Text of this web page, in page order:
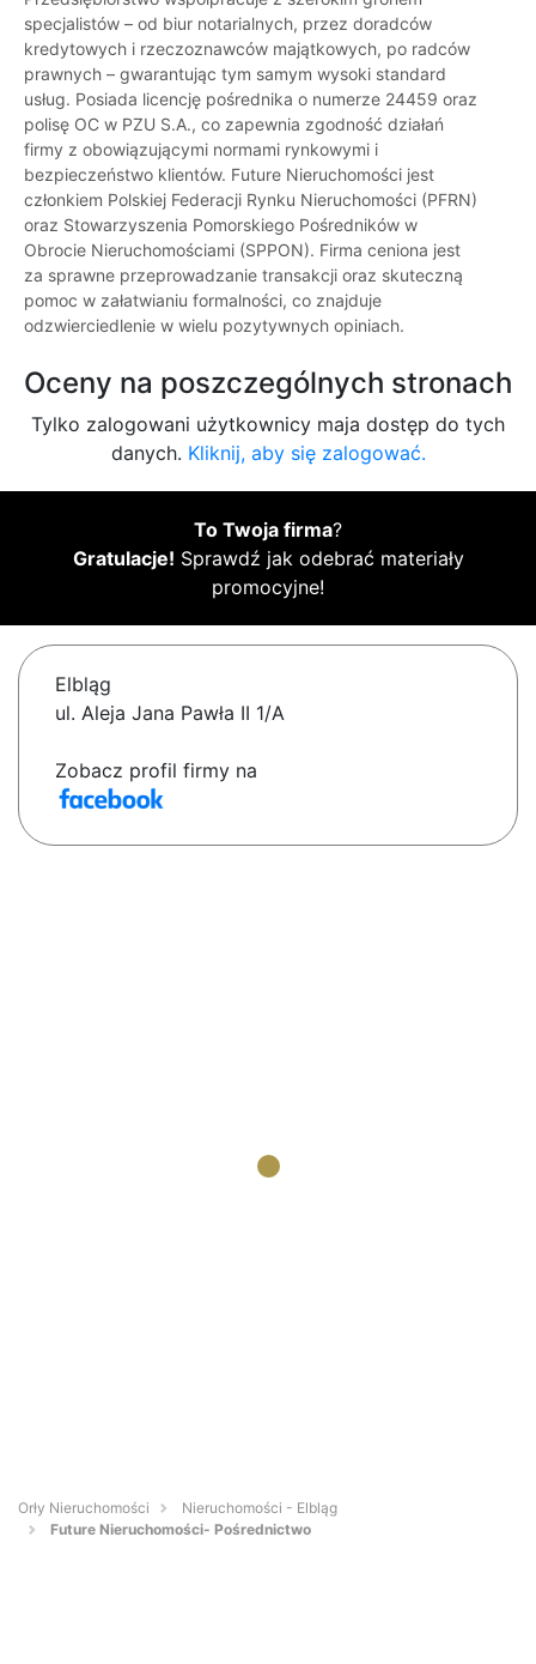
specjalistów – od biur notarialnych, przez doradców
kredytowych i rzeczoznawców majątkowych, po radców
prawnych – gwarantując tym samym wysoki standard
usług. Posiada licencję pośrednika o numerze 24459 oraz
polisę OC w PZU S.A., co zapewnia zgodność działań
firmy z obowiązującymi normami rynkowymi i
bezpieczeństwo klientów. Future Nieruchomości jest
członkiem Polskiej Federacji Rynku Nieruchomości (PFRN)
oraz Stowarzyszenia Pomorskiego Pośredników w
Obrocie Nieruchomościami (SPPON). Firma ceniona jest
za sprawne przeprowadzanie transakcji oraz skuteczną
pomoc w załatwianiu formalności, co znajduje
odzwierciedlenie w wielu pozytywnych opiniach.
Oceny na poszczególnych stronach
Tylko zalogowani użytkownicy maja dostęp do tych
danych. Kliknij, aby się zalogować.
To Twoja firma?
Gratulacje! Sprawdź jak odebrać materiały
promocyjne!
Elbląg
ul. Aleja Jana Pawła II 1/A
Zobacz profil firmy na
Orły Nieruchomości
Nieruchomości - Elbląg
Future Nieruchomości- Pośrednictwo